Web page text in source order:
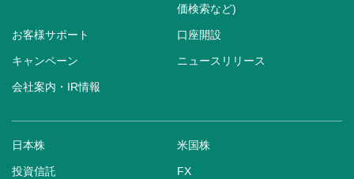
価検索など)
お客様サポート 口座開設
キャンペーン ニュースリリース
会社案内・IR情報
日本株 米国株
投資信託 FX